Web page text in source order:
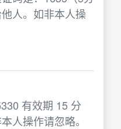
人。如非本人操
有效期 15 分
人操作请忽略。